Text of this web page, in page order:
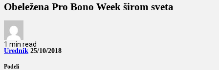
Obeležena Pro Bono Week širom sveta
1 min read
Urednik 25/10/2018
Podeli